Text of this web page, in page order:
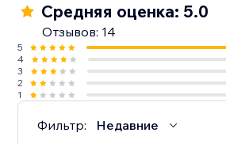
Средняя оценка: 5.0
Отзывов: 14
5
4
3
2
1
Фильтр: Недавние